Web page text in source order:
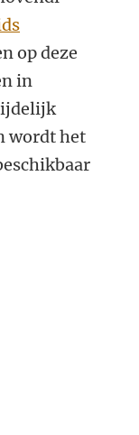
op deze
in
wordt het